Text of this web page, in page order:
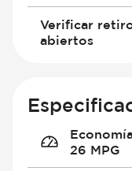
Verificar
abiertos
26 MPG